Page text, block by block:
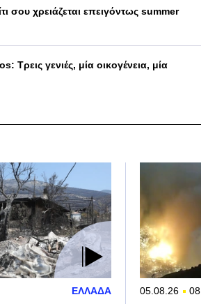
σου χρειάζεται επειγόντως summer
Τρεις γενιές, μία οικογένεια, μία
ΕΛΛΑΔΑ 05.08.26